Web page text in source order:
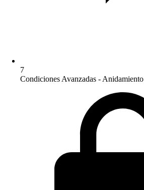
7
Condiciones Avanzadas - Anidamiento